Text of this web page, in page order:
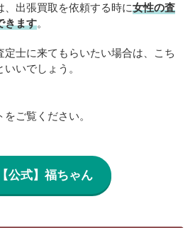
、出張買取を依頼する時に女性の査
きます。
士に来てもらいたい場合は、こち
いでしょう。
ご覧ください。
【公式】福ちゃん